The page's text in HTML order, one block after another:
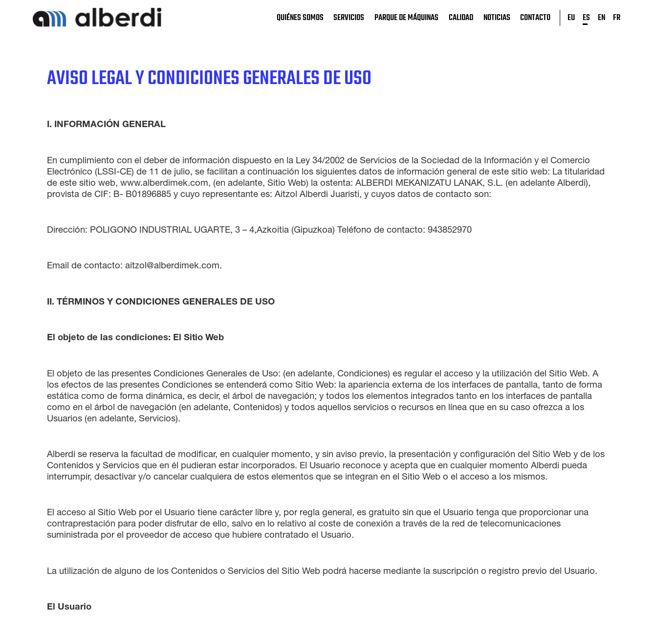
Saltar
contenido
QUIÉNES SOMOS SERVICIOS PARQUE DE MÁQUINAS CALIDAD NOTICIAS CONTACTO EU ES EN FR
AVISO LEGAL Y CONDICIONES GENERALES DE USO
I. INFORMACIÓN GENERAL
En cumplimiento con el deber de información dispuesto en la Ley 34/2002 de Servicios de la Sociedad de la Información y el Comercio
Electrónico (LSSI-CE) de 11 de julio, se facilitan a continuación los siguientes datos de información general de este sitio web: La titularidad
de este sitio web, www.alberdimek.com, (en adelante, Sitio Web) la ostenta: ALBERDI MEKANIZATU LANAK, S.L. (en adelante Alberdi),
provista de CIF: B- B01896885 y cuyo representante es: Aitzol Alberdi Juaristi, y cuyos datos de contacto son:
Dirección: POLIGONO INDUSTRIAL UGARTE, 3 – 4,Azkoitia (Gipuzkoa) Teléfono de contacto: 943852970
Email de contacto: aitzol@alberdimek.com.
II. TÉRMINOS Y CONDICIONES GENERALES DE USO
El objeto de las condiciones: El Sitio Web
El objeto de las presentes Condiciones Generales de Uso: (en adelante, Condiciones) es regular el acceso y la utilización del Sitio Web. A
los efectos de las presentes Condiciones se entenderá como Sitio Web: la apariencia externa de los interfaces de pantalla, tanto de forma
estática como de forma dinámica, es decir, el árbol de navegación; y todos los elementos integrados tanto en los interfaces de pantalla
como en el árbol de navegación (en adelante, Contenidos) y todos aquellos servicios o recursos en línea que en su caso ofrezca a los
Usuarios (en adelante, Servicios).
Alberdi se reserva la facultad de modificar, en cualquier momento, y sin aviso previo, la presentación y configuración del Sitio Web y de los
Contenidos y Servicios que en él pudieran estar incorporados. El Usuario reconoce y acepta que en cualquier momento Alberdi pueda
interrumpir, desactivar y/o cancelar cualquiera de estos elementos que se integran en el Sitio Web o el acceso a los mismos.
El acceso al Sitio Web por el Usuario tiene carácter libre y, por regla general, es gratuito sin que el Usuario tenga que proporcionar una
contraprestación para poder disfrutar de ello, salvo en lo relativo al coste de conexión a través de la red de telecomunicaciones
suministrada por el proveedor de acceso que hubiere contratado el Usuario.
La utilización de alguno de los Contenidos o Servicios del Sitio Web podrá hacerse mediante la suscripción o registro previo del Usuario.
El Usuario